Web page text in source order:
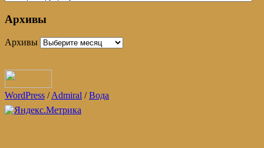
Архивы
Архивы
WordPress /Admiral /Вода